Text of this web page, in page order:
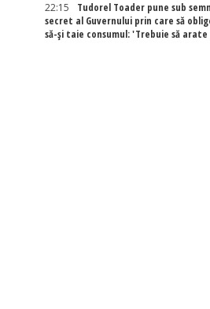
22:15
Tudorel Toader pune sub
secret al Guvernului prin care să
să-și taie consumul: 'Trebuie să